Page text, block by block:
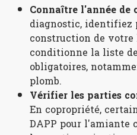
Connaître l'année de
diagnostic, identifiez
construction de votre
conditionne la liste
obligatoires,
plomb.
Vérifier les parties
En copropriété,
DAPP pour l'amiante